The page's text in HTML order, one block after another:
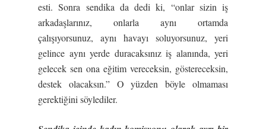
esti. Sonra sendika da dedi ki, “onlar sizin iş
arkadaşlarınız, onlarla aynı ortamda
çalışıyorsunuz, aynı havayı soluyorsunuz, yeri
gelince aynı yerde duracaksınız iş alanında, yeri
gelecek sen ona eğitim vereceksin, göstereceksin,
destek olacaksın.” O yüzden böyle olmaması
gerektiğini söylediler.